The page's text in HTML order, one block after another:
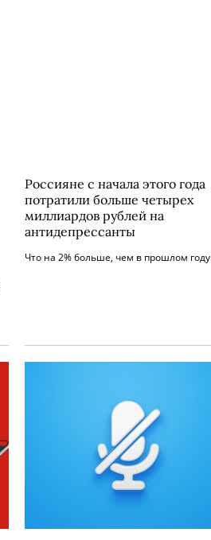
Россияне с начала этого года
потратили больше четырех
миллиардов рублей на
антидепрессанты
Что на 2% больше, чем в прошлом